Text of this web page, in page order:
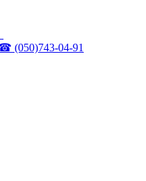
(050)743-04-91